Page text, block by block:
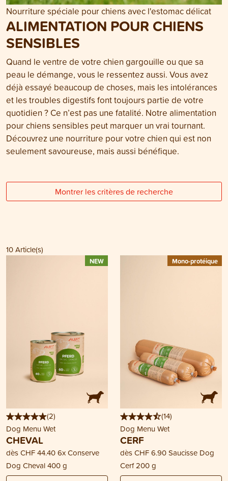
Nourriture spéciale pour chiens avec l'estomac délicat
ALIMENTATION POUR CHIENS
SENSIBLES
Quand le ventre de votre chien gargouille ou que sa
peau le démange, vous le ressentez aussi. Vous avez
déjà essayé beaucoup de choses, mais les intolérances
et les troubles digestifs font toujours partie de votre
quotidien ? Ce n’est pas une fatalité. Notre alimentation
pour chiens sensibles peut marquer un vrai tournant.
Découvrez une nourriture pour votre chien qui est non
seulement savoureuse, mais aussi bénéfique.
Montrer les critères de recherche
10Article(s)
NEW
(2)
Dog Menu Wet
CHEVAL
dèsCHF 44.406x Conserve
Dog Cheval 400 g
Mono-protéique
(14)
Dog Menu Wet
CERF
dèsCHF 6.90Saucisse Dog
Cerf 200 g